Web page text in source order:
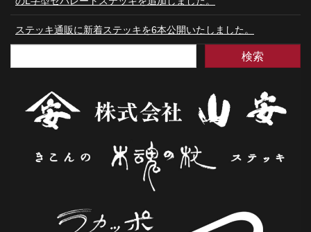
ステッキ通販に新着ステッキを6本公開いたしました。